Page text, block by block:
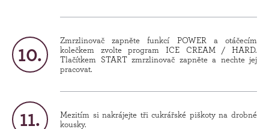
Zmrzlinovač zapněte funkcí POWER a otáčecím
kolečkem zvolte program ICE CREAM / HARD.
Tlačítkem START zmrzlinovač zapněte a nechte jej
pracovat.
Mezitím si nakrájejte tři cukrářské piškoty na drobné
kousky.